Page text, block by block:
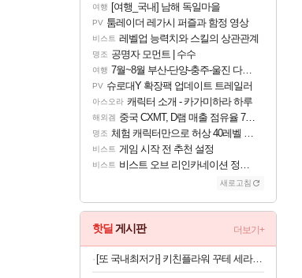
여행 [여행_국내] 남해 독일마을
PV 툼레이더 레가시 퍼즐과 함정 영상
비스트 레벨업 능력치와 스킬의 상관관계
명조 공명자 모먼트 | 수수
여행 7월~8월 부산-단양-충주-울진 다녀왔어요~
PV 슈로대Y 확장팩 업데이트 트레일러
아스오라 캐릭터 소개 - 카가미하라 하루
해외겜 중국 CXMT, D램 매출 점유율 7%…글로벌 4위로 부상
명조 체험 캐릭터만으로 허상 40레벨 하이와티아 5분 컷!｜에이메스·린네·모니에 명함
비스트 게임 시작 전 추천 설정
비스트 비스트 오브 리인카네이션 정보/공략글 모음
새로고침
핫딜 게시판 더보기+
[또 국내최저가] 키친플라워 꾸테 세라믹 인덕션 냄비 편수 18cm x 2개